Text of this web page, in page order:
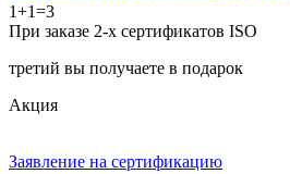
1+1=3
При заказе 2-х сертификатов ISO
третий вы получаете в подарок
Акция
Заявление на сертификацию